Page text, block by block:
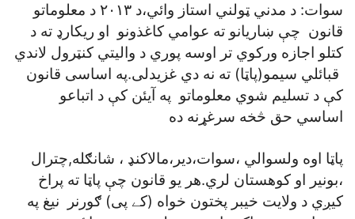
سوات: د مدني ټولني استاز وائي،د ۲۰۱۳ د معلوماتو
قانون چې ښاريانو ته عوامي کاغذونو او ريکارډ ته د
کتلو اجازه ورکوي تر اوسه پوري د واليتي کنټرول لاندي
قبائلي سيمو(پاټا) ته نه دي غزيدلی.په اساسی قانون
کې د تسليم شوي معلوماتو په آيئن کې د اتباعو
اساسي حق څخه سرغړنه ده
پاټا اوه ولسوالي ،سوات،دير،مالاکنډ ، شانګله,چترال
،بونير او کوهستان لري.هر يو قانون چې پاټا ته پراخ
کيږي د ولايت خيبر پختون خواه (کے پی) ګورنر نيغ په